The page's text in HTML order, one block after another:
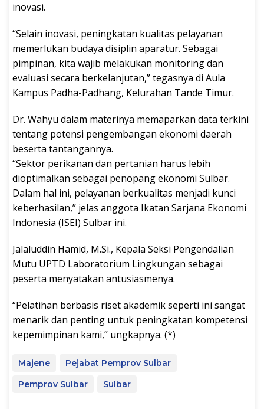
inovasi.
“Selain inovasi, peningkatan kualitas pelayanan
memerlukan budaya disiplin aparatur. Sebagai
pimpinan, kita wajib melakukan monitoring dan
evaluasi secara berkelanjutan,” tegasnya di Aula
Kampus Padha-Padhang, Kelurahan Tande Timur.
Dr. Wahyu dalam materinya memaparkan data terkini
tentang potensi pengembangan ekonomi daerah
beserta tantangannya.
“Sektor perikanan dan pertanian harus lebih
dioptimalkan sebagai penopang ekonomi Sulbar.
Dalam hal ini, pelayanan berkualitas menjadi kunci
keberhasilan,” jelas anggota Ikatan Sarjana Ekonomi
Indonesia (ISEI) Sulbar ini.
Jalaluddin Hamid, M.Si., Kepala Seksi Pengendalian
Mutu UPTD Laboratorium Lingkungan sebagai
peserta menyatakan antusiasmenya.
“Pelatihan berbasis riset akademik seperti ini sangat
menarik dan penting untuk peningkatan kompetensi
kepemimpinan kami,” ungkapnya. (*)
Majene
Pejabat Pemprov Sulbar
Pemprov Sulbar
Sulbar